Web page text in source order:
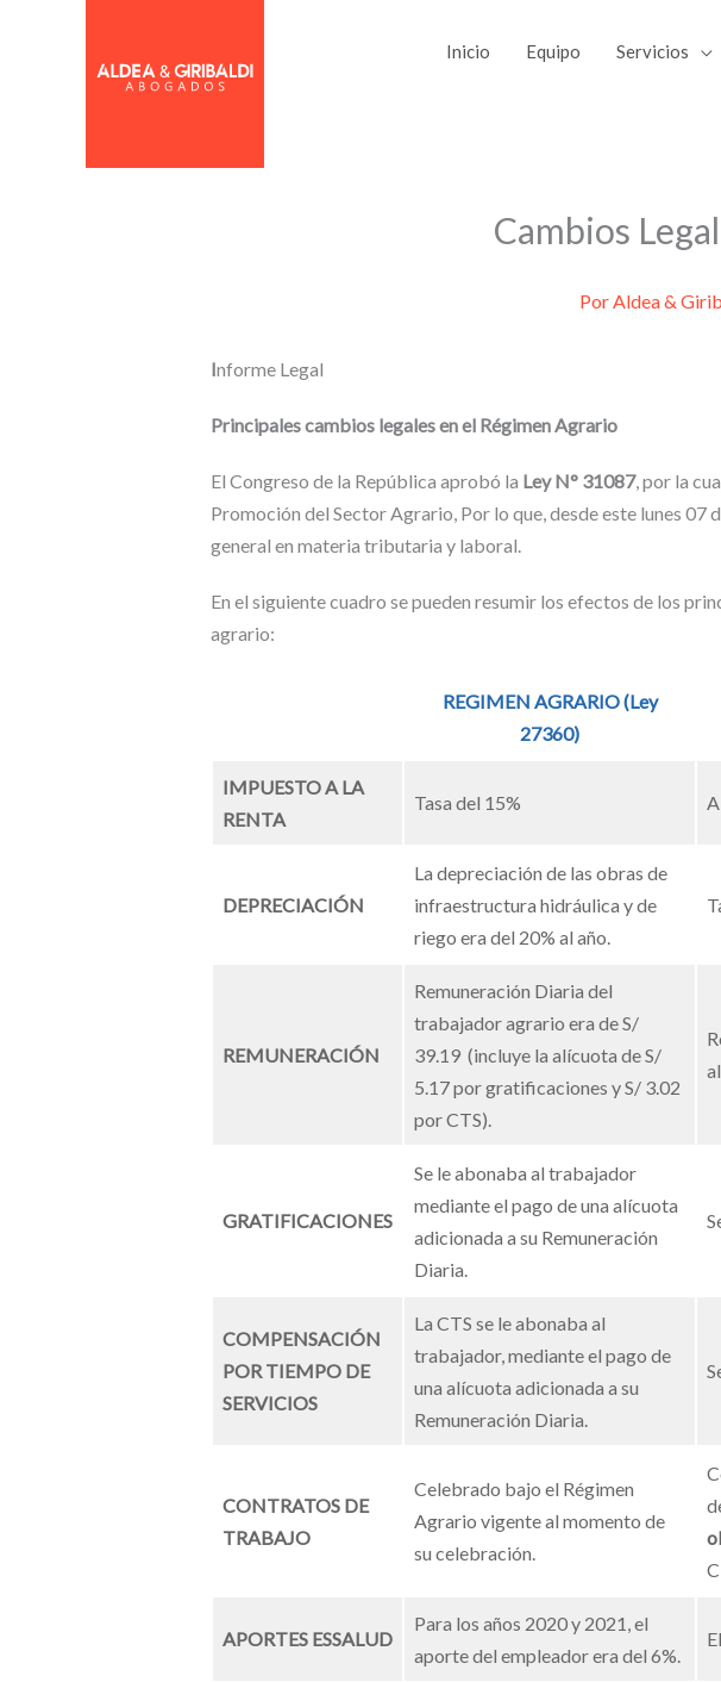
Inicio Equipo Servicios
Cambios
PorAldea &
Informe Legal
Principales cambios legales en el Régimen Agrario
El Congreso de la República aprobó la Ley N° 31087, por la
Promoción del Sector Agrario, Por lo que, desde este lunes
general en materia tributaria y laboral.
En el siguiente cuadro se pueden resumir los efectos de los
agrario:
REGIMEN AGRARIO(Ley
27360)
IMPUESTO A LA
RENTA
Tasa del 15%
DEPRECIACIÓN
La depreciación de las obras de
infraestructura hidráulica y de
riego era del 20% al año.
REMUNERACIÓN
Remuneración Diaria del
trabajador agrario era de S/
39.19 (incluye la alícuota de S/
5.17 por gratificaciones y S/ 3.02
por CTS).
GRATIFICACIONES
Se le abonaba al trabajador
mediante el pago de una alícuota
adicionada a su Remuneración
Diaria.
COMPENSACIÓN
POR TIEMPO DE
SERVICIOS
La CTS se le abonaba al
trabajador, mediante el pago de
una alícuota adicionada a su
Remuneración Diaria.
CONTRATOS DE
TRABAJO
Celebrado bajo el Régimen
Agrario vigente al momento de
su celebración.
APORTES ESSALUD
Para los años 2020 y 2021, el
aporte del empleador era del 6%.
Compartir
en